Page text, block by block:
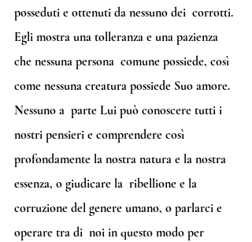
posseduti e ottenuti da nessuno dei  corrotti.
Egli mostra una tolleranza e una pazienza
che nessuna persona  comune possiede, così
come nessuna creatura possiede Suo amore.
Nessuno a  parte Lui può conoscere tutti i
nostri pensieri e comprendere così
profondamente la nostra natura e la nostra
essenza, o giudicare la  ribellione e la
corruzione del genere umano, o parlarci e
operare tra di  noi in questo modo per